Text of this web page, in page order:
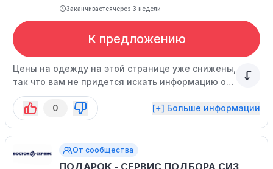
Заканчиваетсячерез 3 недели
К предложению
Цены на одежду на этой странице уже снижены,
так что вам не придется искать информацию о
скидках.
0
[+] Больше информации
От сообщества
ПОДАРОК - СЕРВИС ПОДБОРА СИЗ